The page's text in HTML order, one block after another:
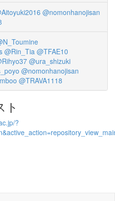
@nomonhanojisan
@Rin_Tia @TFAE10
@ura_shizuki
@nomonhanojisan
@TRAVA1118
ト
?